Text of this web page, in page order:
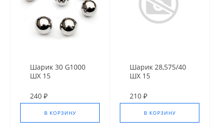
Шарик 30 G1000
ШХ 15
240 ₽
В КОРЗИНУ
Шарик 28,575/40
ШХ 15
210 ₽
В КОРЗИНУ